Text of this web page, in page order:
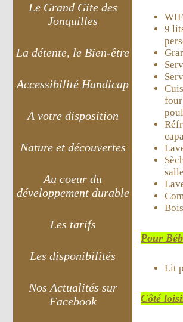
Le Grand Gite des
Jonquilles
La détente, le Bien-être
Accessibilité Handicap
A votre disposition
Nature et découvertes
Au coeur du
développement durable
Les tarifs
Les disponibilités
Nos Actualités sur
Facebook
9
Pour
Lit
Côté